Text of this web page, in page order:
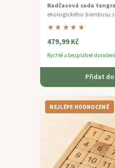
Nadčasová sada
ekologického bambusu s
tvarovými výzvami
recyklovaného papíru.
★★★★★
479,99 Kč
Rychlé a bezplatné doručení
Přidat
NEJLÉPE HODNOCENÉ